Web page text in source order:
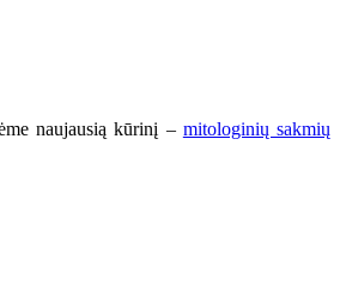
naujausią kūrinį – mitologinių sakmių